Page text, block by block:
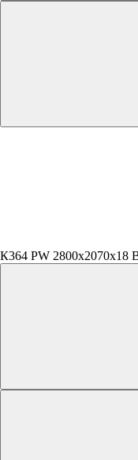
К364 PW 2800х2070х18